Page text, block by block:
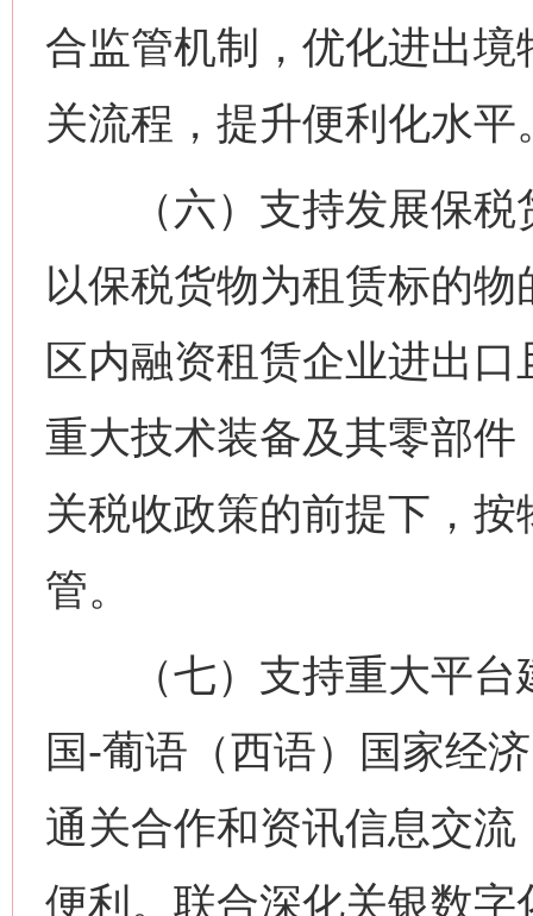
合监管机制，优化进出
关流程，提升便利化水平
（六）支持发展保税
以保税货物为租赁标的
区内融资租赁企业进出
重大技术装备及其零部
关税收政策的前提下，
管。
（七）支持重大平台
国-葡语（西语）国家经
通关合作和资讯信息交
便利。联合深化关银数